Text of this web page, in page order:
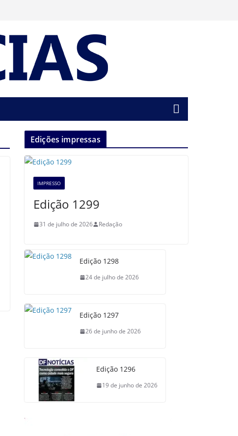
Edições impressas
IMPRESSO
Edição 1299
31 de julho de 2026 Redação
Edição 1298
24 de julho de 2026
Edição 1297
26 de junho de 2026
Edição 1296
19 de junho de 2026